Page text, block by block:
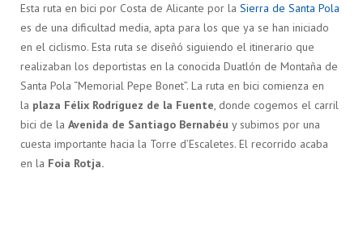
Esta ruta en bici por Costa de Alicante por la Sierra de Santa Pola
es de una dificultad media, apta para los que ya se han iniciado
en el ciclismo. Esta ruta se diseñó siguiendo el itinerario que
realizaban los deportistas en la conocida Duatlón de Montaña de
Santa Pola “Memorial Pepe Bonet”. La ruta en bici comienza en
la plaza Félix Rodríguez de la Fuente, donde cogemos el carril
bici de la Avenida de Santiago Bernabéu y subimos por una
cuesta importante hacia la Torre d’Escaletes. El recorrido acaba
en la Foia Rotja.